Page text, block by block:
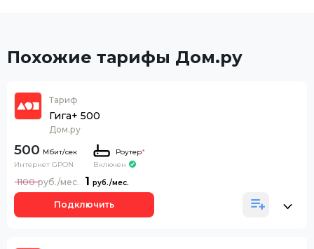
Похожие тарифы Дом.ру
Тариф
Гига+ 500
Дом.ру
500
Интернет GPON
Роутер*
Включен
1
1100
Подключить